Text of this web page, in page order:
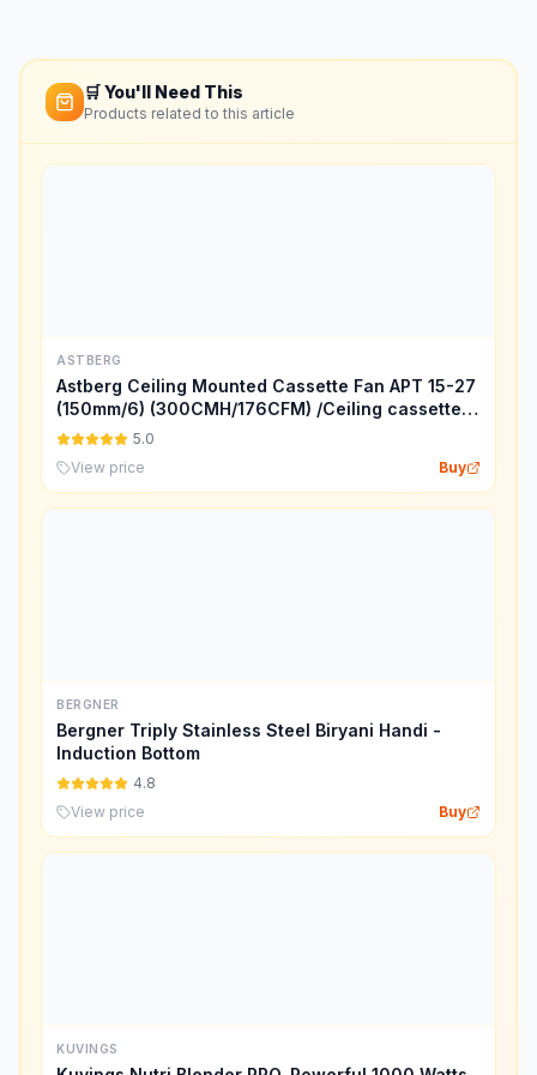
🛒 You'll Need This
Products related to this article
ASTBERG
Astberg Ceiling Mounted Cassette Fan APT 15-27
(150mm/6) (300CMH/176CFM) /Ceiling cassette
Exhaust/Fresh Air Ventilation System/2 year
Standards
5.0
View price
Buy
BERGNER
Bergner Triply Stainless Steel Biryani Handi -
Induction Bottom
4.8
View price
Buy
KUVINGS